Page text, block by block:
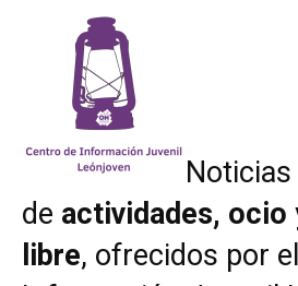
de actividades, ocio
libre, ofrecidos por el